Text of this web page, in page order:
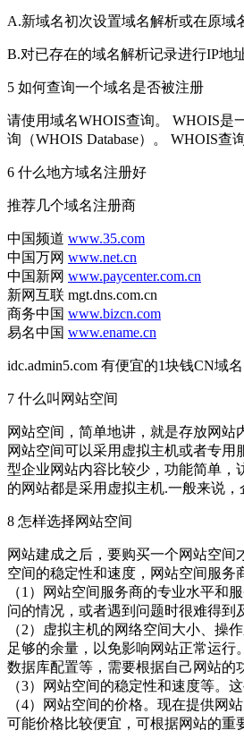
A.新域名初次设置域名解析或在原域
B.对已存在的域名解析记录进行IP地
5 如何查询一个域名是否被注册
请使用域名WHOIS查询。 WHOIS是
询（WHOIS Database）。 WHOIS
6 什么地方域名注册好
推荐几个域名注册商
中国频道 www.35.com
中国万网 www.net.cn
中国新网 www.paycenter.com.cn
新网互联 mgt.dns.com.cn
商务中国 www.bizcn.com
易名中国 www.ename.cn
idc.admin5.com 有便宜的1块钱CN域
7 什么叫网站空间
网站空间，简单地讲，就是存放网站
网站空间可以采用虚拟主机或者专
型企业网站内容比较少，功能简单，
的网站都是采用虚拟主机.一般来说
8 怎样选择网站空间
网站建成之后，要购买一个网站空
空间的稳定性和速度，网站空间服务
（1）网站空间服务商的专业水平和
问的情况，或者遇到问题时很难得到
（2）虚拟主机的网络空间大小、操
足够的余量，以免影响网站正常运
数据库配置等，需要根据自己网站的
（3）网站空间的稳定性和速度等。
（4）网站空间的价格。现在提供网
可能价格比较便宜，可根据网站的重